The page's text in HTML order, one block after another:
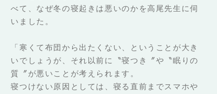
べて、なぜ冬の寝起きは悪いのかを高尾先生に伺
いました。
「寒くて布団から出たくない、ということが大き
いでしょうが、それ以前に〝寝つき〞や〝眠りの
質〞が悪いことが考えられます。
寝つけない原因としては、寝る直前までスマホや